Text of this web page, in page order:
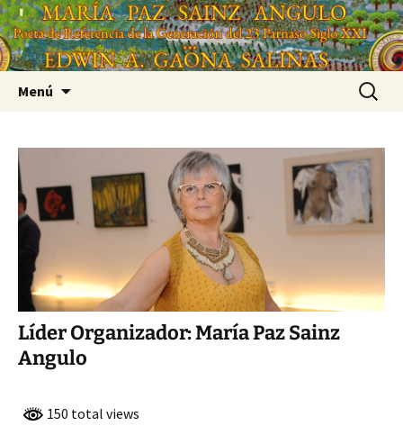
Saltar
al
contenido
'
'
Menú Buscar:
Líder Organizador: María Paz Sainz
Angulo
150 total views